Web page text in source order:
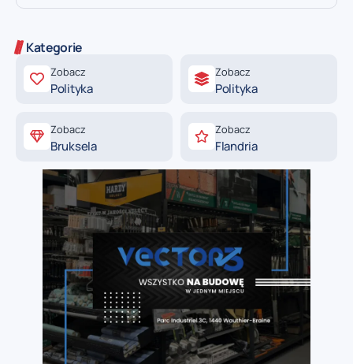
Kategorie
Zobacz
Polityka
Zobacz
Polityka
Zobacz
Bruksela
Zobacz
Flandria